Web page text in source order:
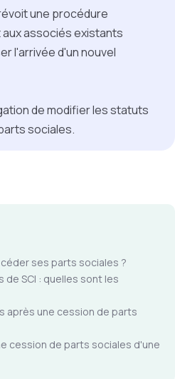
une procédure
associés existants
l'arrivée d'un nouvel
de modifier les statuts
sociales.
ses parts sociales ?
SCI : quelles sont les
après une cession de parts
cession de parts sociales d'une